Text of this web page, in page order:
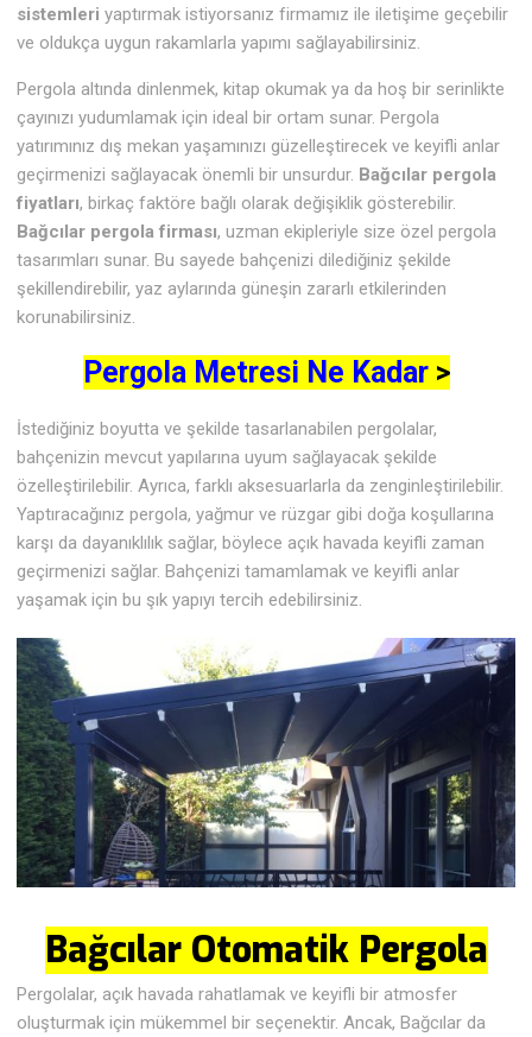
sistemleri yaptırmak istiyorsanız firmamız ile iletişime geçebilir
ve oldukça uygun rakamlarla yapımı sağlayabilirsiniz.
Pergola altında dinlenmek, kitap okumak ya da hoş bir serinlikte
çayınızı yudumlamak için ideal bir ortam sunar. Pergola
yatırımınız dış mekan yaşamınızı güzelleştirecek ve keyifli anlar
geçirmenizi sağlayacak önemli bir unsurdur. Bağcılar pergola
fiyatları, birkaç faktöre bağlı olarak değişiklik gösterebilir.
Bağcılar pergola firması, uzman ekipleriyle size özel pergola
tasarımları sunar. Bu sayede bahçenizi dilediğiniz şekilde
şekillendirebilir, yaz aylarında güneşin zararlı etkilerinden
korunabilirsiniz.
Pergola Metresi Ne Kadar>
İstediğiniz boyutta ve şekilde tasarlanabilen pergolalar,
bahçenizin mevcut yapılarına uyum sağlayacak şekilde
özelleştirilebilir. Ayrıca, farklı aksesuarlarla da zenginleştirilebilir.
Yaptıracağınız pergola, yağmur ve rüzgar gibi doğa koşullarına
karşı da dayanıklılık sağlar, böylece açık havada keyifli zaman
geçirmenizi sağlar. Bahçenizi tamamlamak ve keyifli anlar
yaşamak için bu şık yapıyı tercih edebilirsiniz.
Bağcılar Otomatik Pergola
Pergolalar, açık havada rahatlamak ve keyifli bir atmosfer
oluşturmak için mükemmel bir seçenektir. Ancak, Bağcılar da